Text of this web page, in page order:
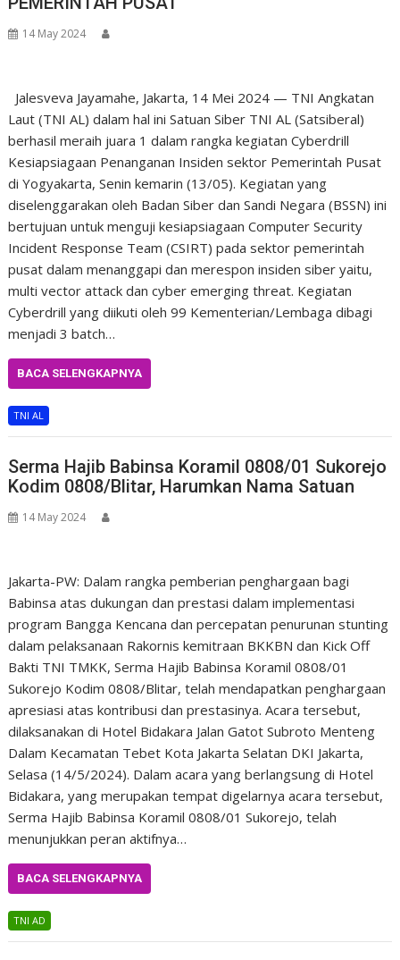
14 May 2024
Jalesveva Jayamahe, Jakarta, 14 Mei 2024 — TNI Angkatan
Laut (TNI AL) dalam hal ini Satuan Siber TNI AL (Satsiberal)
berhasil meraih juara 1 dalam rangka kegiatan Cyberdrill
Kesiapsiagaan Penanganan Insiden sektor Pemerintah Pusat
di Yogyakarta, Senin kemarin (13/05). Kegiatan yang
diselenggarakan oleh Badan Siber dan Sandi Negara (BSSN) ini
bertujuan untuk menguji kesiapsiagaan Computer Security
Incident Response Team (CSIRT) pada sektor pemerintah
pusat dalam menanggapi dan merespon insiden siber yaitu,
multi vector attack dan cyber emerging threat. Kegiatan
Cyberdrill yang diikuti oleh 99 Kementerian/Lembaga dibagi
menjadi 3 batch…
BACA SELENGKAPNYA
TNI AL
Serma Hajib Babinsa Koramil 0808/01 Sukorejo
Kodim 0808/Blitar, Harumkan Nama Satuan
14 May 2024
Jakarta-PW: Dalam rangka pemberian penghargaan bagi
Babinsa atas dukungan dan prestasi dalam implementasi
program Bangga Kencana dan percepatan penurunan stunting
dalam pelaksanaan Rakornis kemitraan BKKBN dan Kick Off
Bakti TNI TMKK, Serma Hajib Babinsa Koramil 0808/01
Sukorejo Kodim 0808/Blitar, telah mendapatkan penghargaan
apresiasi atas kontribusi dan prestasinya. Acara tersebut,
dilaksanakan di Hotel Bidakara Jalan Gatot Subroto Menteng
Dalam Kecamatan Tebet Kota Jakarta Selatan DKI Jakarta,
Selasa (14/5/2024). Dalam acara yang berlangsung di Hotel
Bidakara, yang merupakan tempat digelarnya acara tersebut,
Serma Hajib Babinsa Koramil 0808/01 Sukorejo, telah
menunjukkan peran aktifnya…
BACA SELENGKAPNYA
TNI AD